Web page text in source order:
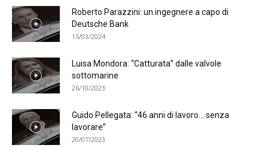
Roberto Parazzini: un ingegnere a capo di
Deutsche Bank
15/03/2024
Luisa Mondora: “Catturata” dalle valvole
sottomarine
26/10/2023
Guido Pellegata: “46 anni di lavoro… senza
lavorare”
20/07/2023